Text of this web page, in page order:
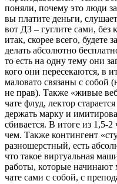
поняли, почему это люди
вы платите деньги,
вот ДЗ – гуглите сами,
итак, скорее всего, будете
делать абсолютно
то есть на одну тему они
кого они пересекаются, в
маловато связаны с собой
не прав). Также «живые
чате флуд, лектор
держать марку и
сбивается. В итоге из 1,5-
чем. Также контингент
разношерстный, есть
что такое виртуальная
работы, которые начинают
чате сами с собой, с